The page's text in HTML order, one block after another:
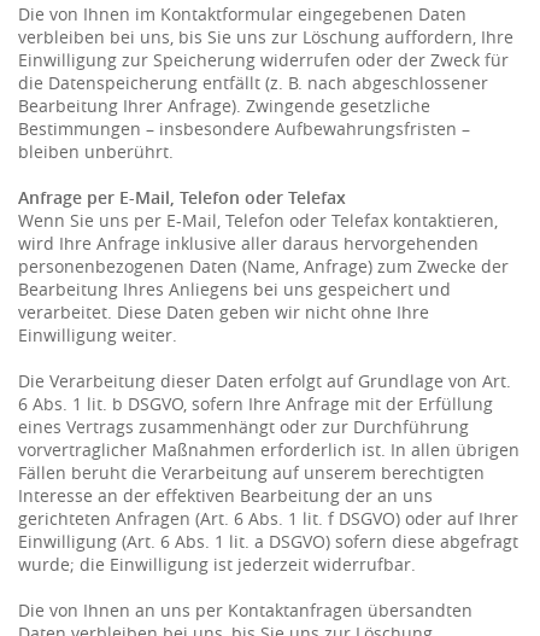
Die von Ihnen im Kontaktformular eingegebenen Daten
verbleiben bei uns, bis Sie uns zur Löschung auffordern, Ihre
Einwilligung zur Speicherung widerrufen oder der Zweck für
die Datenspeicherung entfällt (z. B. nach abgeschlossener
Bearbeitung Ihrer Anfrage). Zwingende gesetzliche
Bestimmungen – insbesondere Aufbewahrungsfristen –
bleiben unberührt.
Anfrage per E-Mail, Telefon oder Telefax
Wenn Sie uns per E-Mail, Telefon oder Telefax kontaktieren,
wird Ihre Anfrage inklusive aller daraus hervorgehenden
personenbezogenen Daten (Name, Anfrage) zum Zwecke der
Bearbeitung Ihres Anliegens bei uns gespeichert und
verarbeitet. Diese Daten geben wir nicht ohne Ihre
Einwilligung weiter.
Die Verarbeitung dieser Daten erfolgt auf Grundlage von Art.
6 Abs. 1 lit. b DSGVO, sofern Ihre Anfrage mit der Erfüllung
eines Vertrags zusammenhängt oder zur Durchführung
vorvertraglicher Maßnahmen erforderlich ist. In allen übrigen
Fällen beruht die Verarbeitung auf unserem berechtigten
Interesse an der effektiven Bearbeitung der an uns
gerichteten Anfragen (Art. 6 Abs. 1 lit. f DSGVO) oder auf Ihrer
Einwilligung (Art. 6 Abs. 1 lit. a DSGVO) sofern diese abgefragt
wurde; die Einwilligung ist jederzeit widerrufbar.
Die von Ihnen an uns per Kontaktanfragen übersandten